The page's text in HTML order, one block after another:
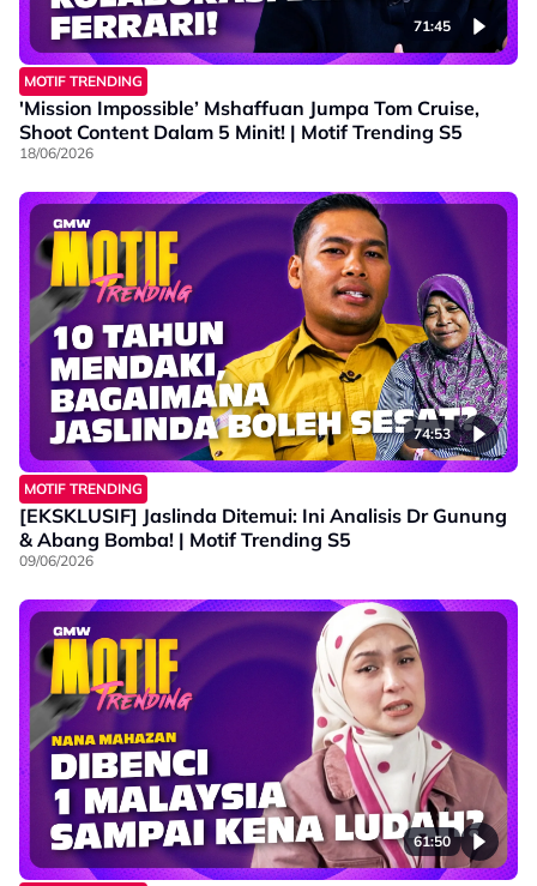
71:45
MOTIF TRENDING
'Mission Impossible’ Mshaffuan Jumpa Tom Cruise,
Shoot Content Dalam 5 Minit! | Motif Trending S5
18/06/2026
74:53
MOTIF TRENDING
[EKSKLUSIF] Jaslinda Ditemui: Ini Analisis Dr Gunung
& Abang Bomba! | Motif Trending S5
09/06/2026
61:50